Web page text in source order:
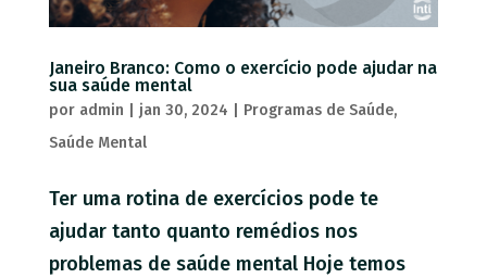
Janeiro Branco: Como o exercício pode ajudar na
sua saúde mental
por admin jan 30, 2024 Programas de Saúde,
Saúde Mental
Ter uma rotina de exercícios pode te
ajudar tanto quanto remédios nos
problemas de saúde mental Hoje temos